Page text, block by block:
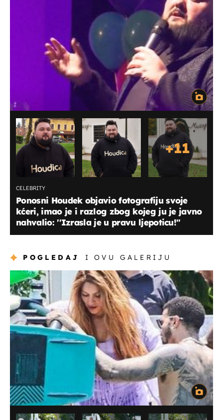
+11
CELEBRITY
Ponosni Houdek objavio fotografiju svoje
kćeri, imao je i razlog zbog kojeg ju je javno
nahvalio: ''Izrasla je u pravu ljepoticu!''
POGLEDAJ I OVU GALERIJU